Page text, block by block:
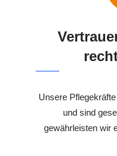
Unsere
und sind
gewährleisten wir